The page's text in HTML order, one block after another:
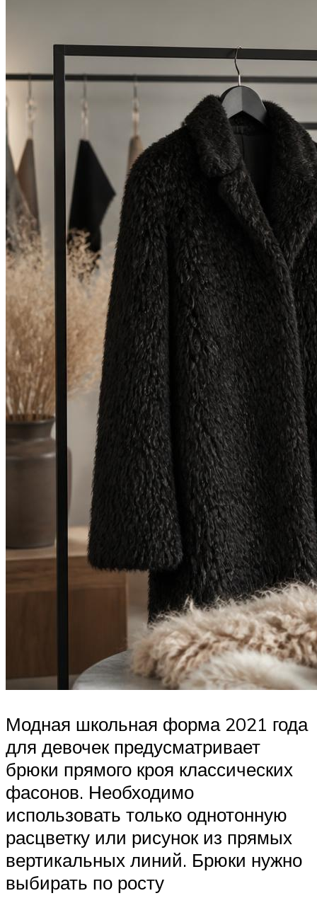
Модная школьная форма 2021 года
для девочек предусматривает
брюки прямого кроя классических
фасонов. Необходимо
использовать только однотонную
расцветку или рисунок из прямых
вертикальных линий. Брюки нужно
выбирать по росту